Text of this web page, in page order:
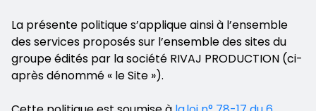
La présente politique s’applique ainsi à l’ensemble
des services proposés sur l’ensemble des sites du
groupe édités par la société RIVAJ PRODUCTION (ci-
après dénommé « le Site »).